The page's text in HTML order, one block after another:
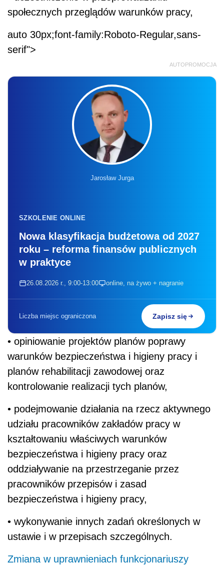
społecznych przeglądów warunków pracy,
auto 30px;font-family:Roboto-Regular,sans-
serif">
AUTOPROMOCJA
Jarosław Jurga
SZKOLENIE ONLINE
Nowa klasyfikacja budżetowa od 2027
roku – reforma finansów publicznych
w praktyce
26.08.2026 r., 9:00-13:00 online, na żywo + nagranie
Liczba miejsc ograniczona Zapisz się
• opiniowanie projektów planów poprawy
warunków bezpieczeństwa i higieny pracy i
planów rehabilitacji zawodowej oraz
kontrolowanie realizacji tych planów,
• podejmowanie działania na rzecz aktywnego
udziału pracowników zakładów pracy w
kształtowaniu właściwych warunków
bezpieczeństwa i higieny pracy oraz
oddziaływanie na przestrzeganie przez
pracowników przepisów i zasad
bezpieczeństwa i higieny pracy,
• wykonywanie innych zadań określonych w
ustawie i w przepisach szczególnych.
Zmiana w uprawnieniach funkcjonariuszy